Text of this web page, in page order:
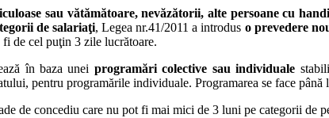
sau vătămătoare, nevăzătorii, alte persoane cu
de salariaţi, Legea nr.41/2011 a introdus o prevedere
de cel puţin 3 zile lucrătoare.
în baza unei programări colective sau individuale
pentru programările individuale. Programarea se face
de concediu care nu pot fi mai mici de 3 luni pe categorii de